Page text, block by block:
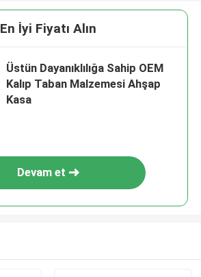
En İyi Fiyatı Alın
Üstün Dayanıklılığa Sahip OEM
Kalıp Taban Malzemesi Ahşap
Kasa
Devam et